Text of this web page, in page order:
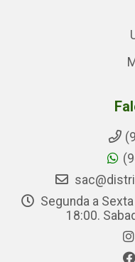
Segunda a
18:00.